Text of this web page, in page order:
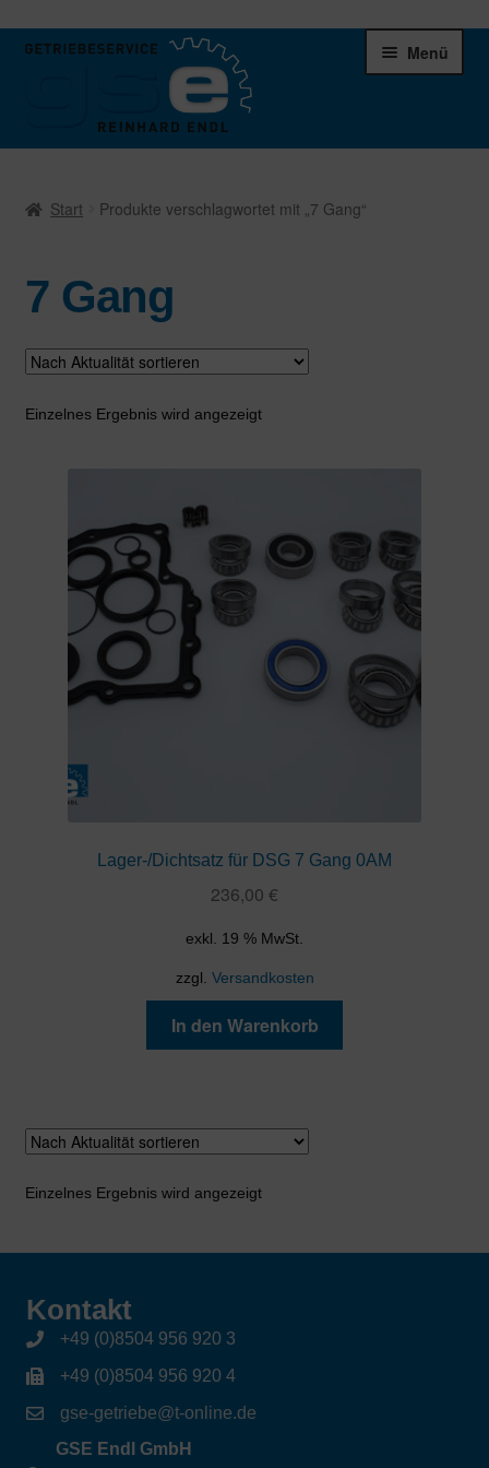
Zur
Zum
Menü
Schaltgetriebe
Verteilergetriebe
Warenkorb
Start Produkte verschlagwortet mit „7 Gang“
7 Gang
Einzelnes Ergebnis wird angezeigt
Lager-/Dichtsatz für DSG 7 Gang 0AM
236,00 €
exkl. 19 % MwSt.
zzgl. Versandkosten
In den Warenkorb
Einzelnes Ergebnis wird angezeigt
Kontakt
+49 (0)8504 956 920 3
+49 (0)8504 956 920 4
gse-getriebe@t-online.de
GSE Endl GmbH